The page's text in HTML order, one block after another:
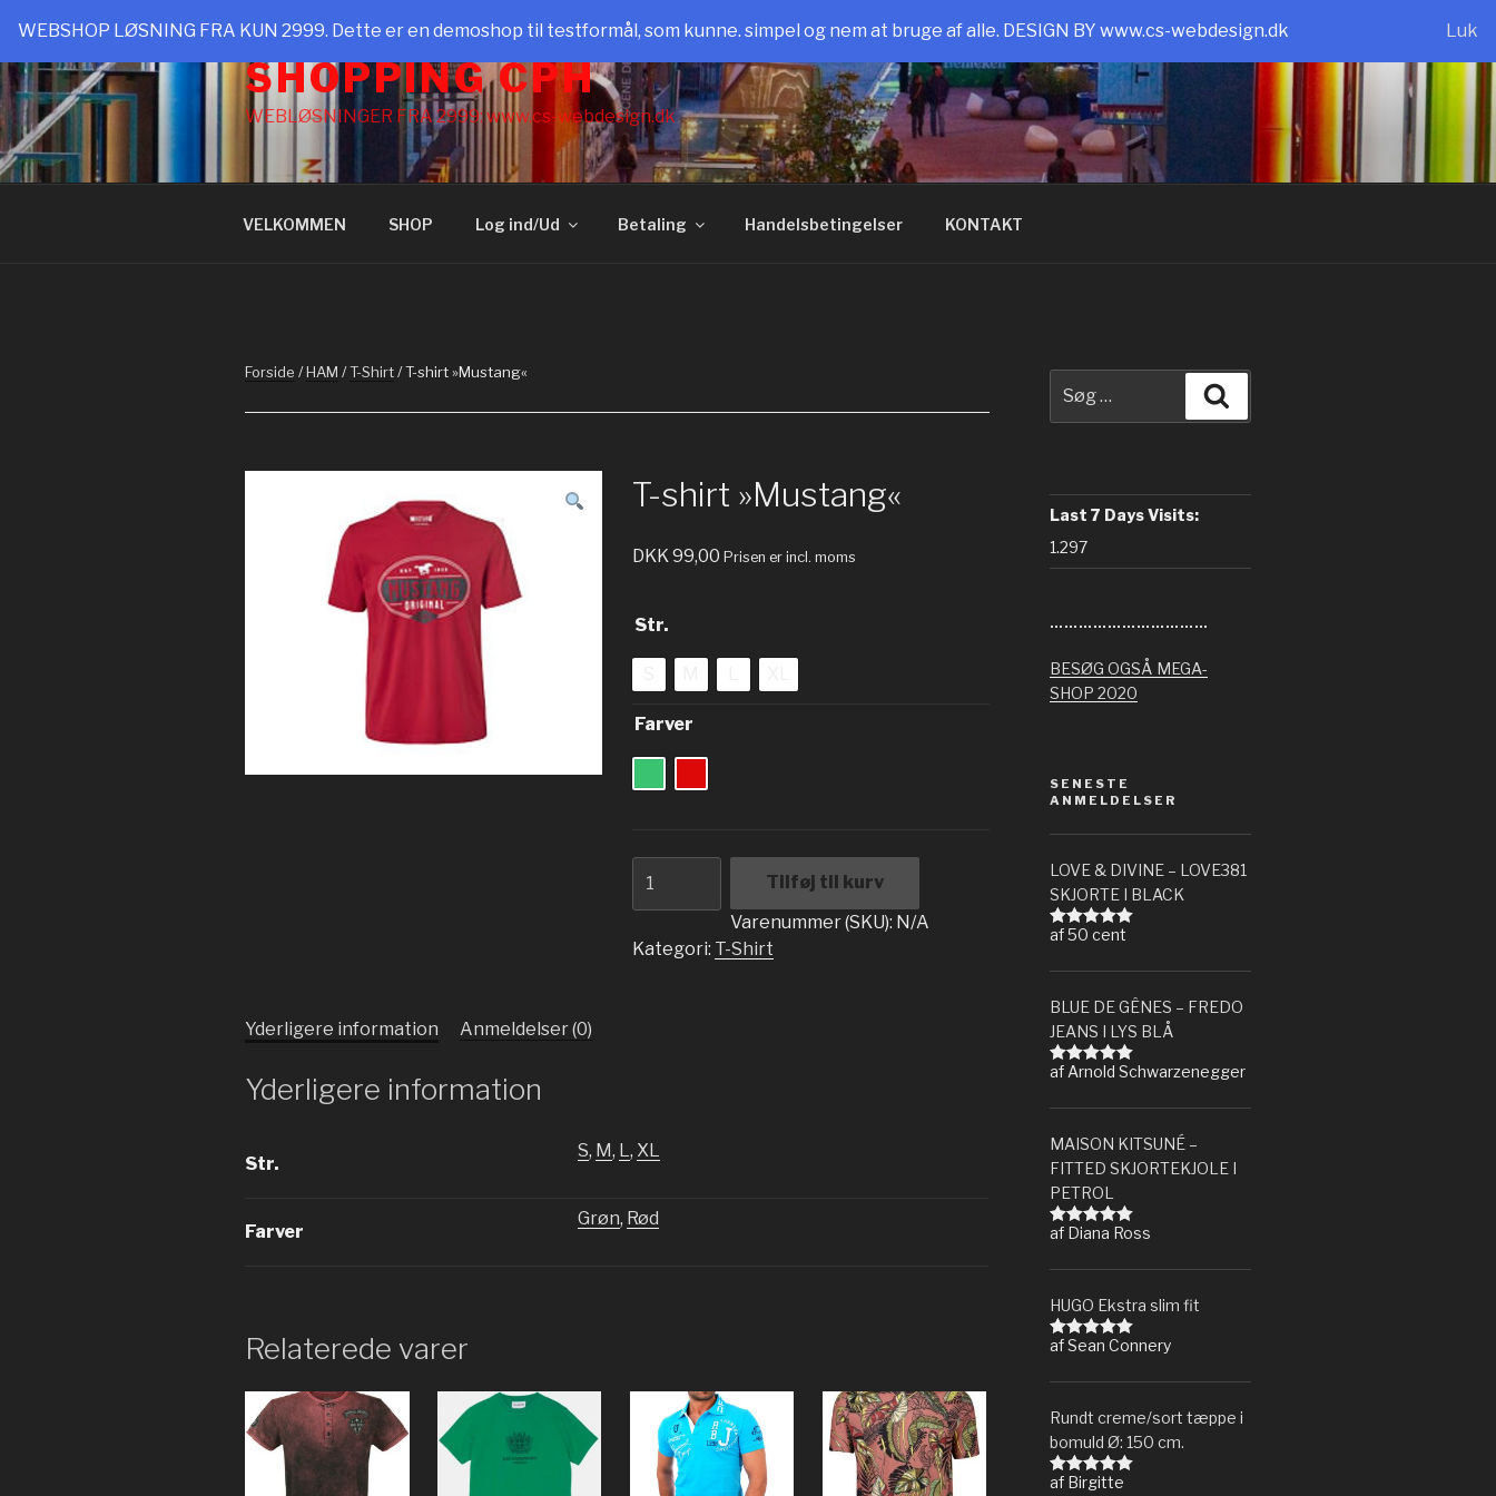
indhold
SHOPPING CPH
WEBLØSNINGER FRA 2999: www.cs-webdesign.dk
VELKOMMEN SHOP Log ind/Ud Betaling Handelsbetingelser KONTAKT
Forside /HAM /T-Shirt/ T-shirt »Mustang«
T-shirt »Mustang«
DKK 99,00 Prisen er incl. moms
Str.
Farver
shirt
»Mustang«
antal
Tilføj til kurv
Varenummer (SKU): N/A
Kategori: T-Shirt
Yderligere information Anmeldelser (0)
Yderligere information
Str.
S, M, L, XL
Farver
Grøn, Rød
Relaterede varer
efter:
Last 7 Days Visits:
1.297
……………………………
BESØG OGSÅ MEGA-
SHOP 2020
SENESTE
ANMELDELSER
LOVE & DIVINE – LOVE381
SKJORTE I BLACK
Vurderet5
af 50 cent
BLUE DE GÊNES – FREDO
JEANS I LYS BLÅ
Vurderet5
af Arnold Schwarzenegger
MAISON KITSUNÉ –
FITTED SKJORTEKJOLE I
PETROL
Vurderet 5
af Diana Ross
HUGO Ekstra slim fit
Vurderet5
af Sean Connery
Rundt creme/sort tæppe i
bomuld Ø: 150 cm.
Vurderet5
af Birgitte
WEBSHOP LØSNING FRA KUN 2999. Dette er en demoshop til testformål, som kunne. simpel og nem at bruge af alle. DESIGN BY www.cs-webdesign.dk Luk